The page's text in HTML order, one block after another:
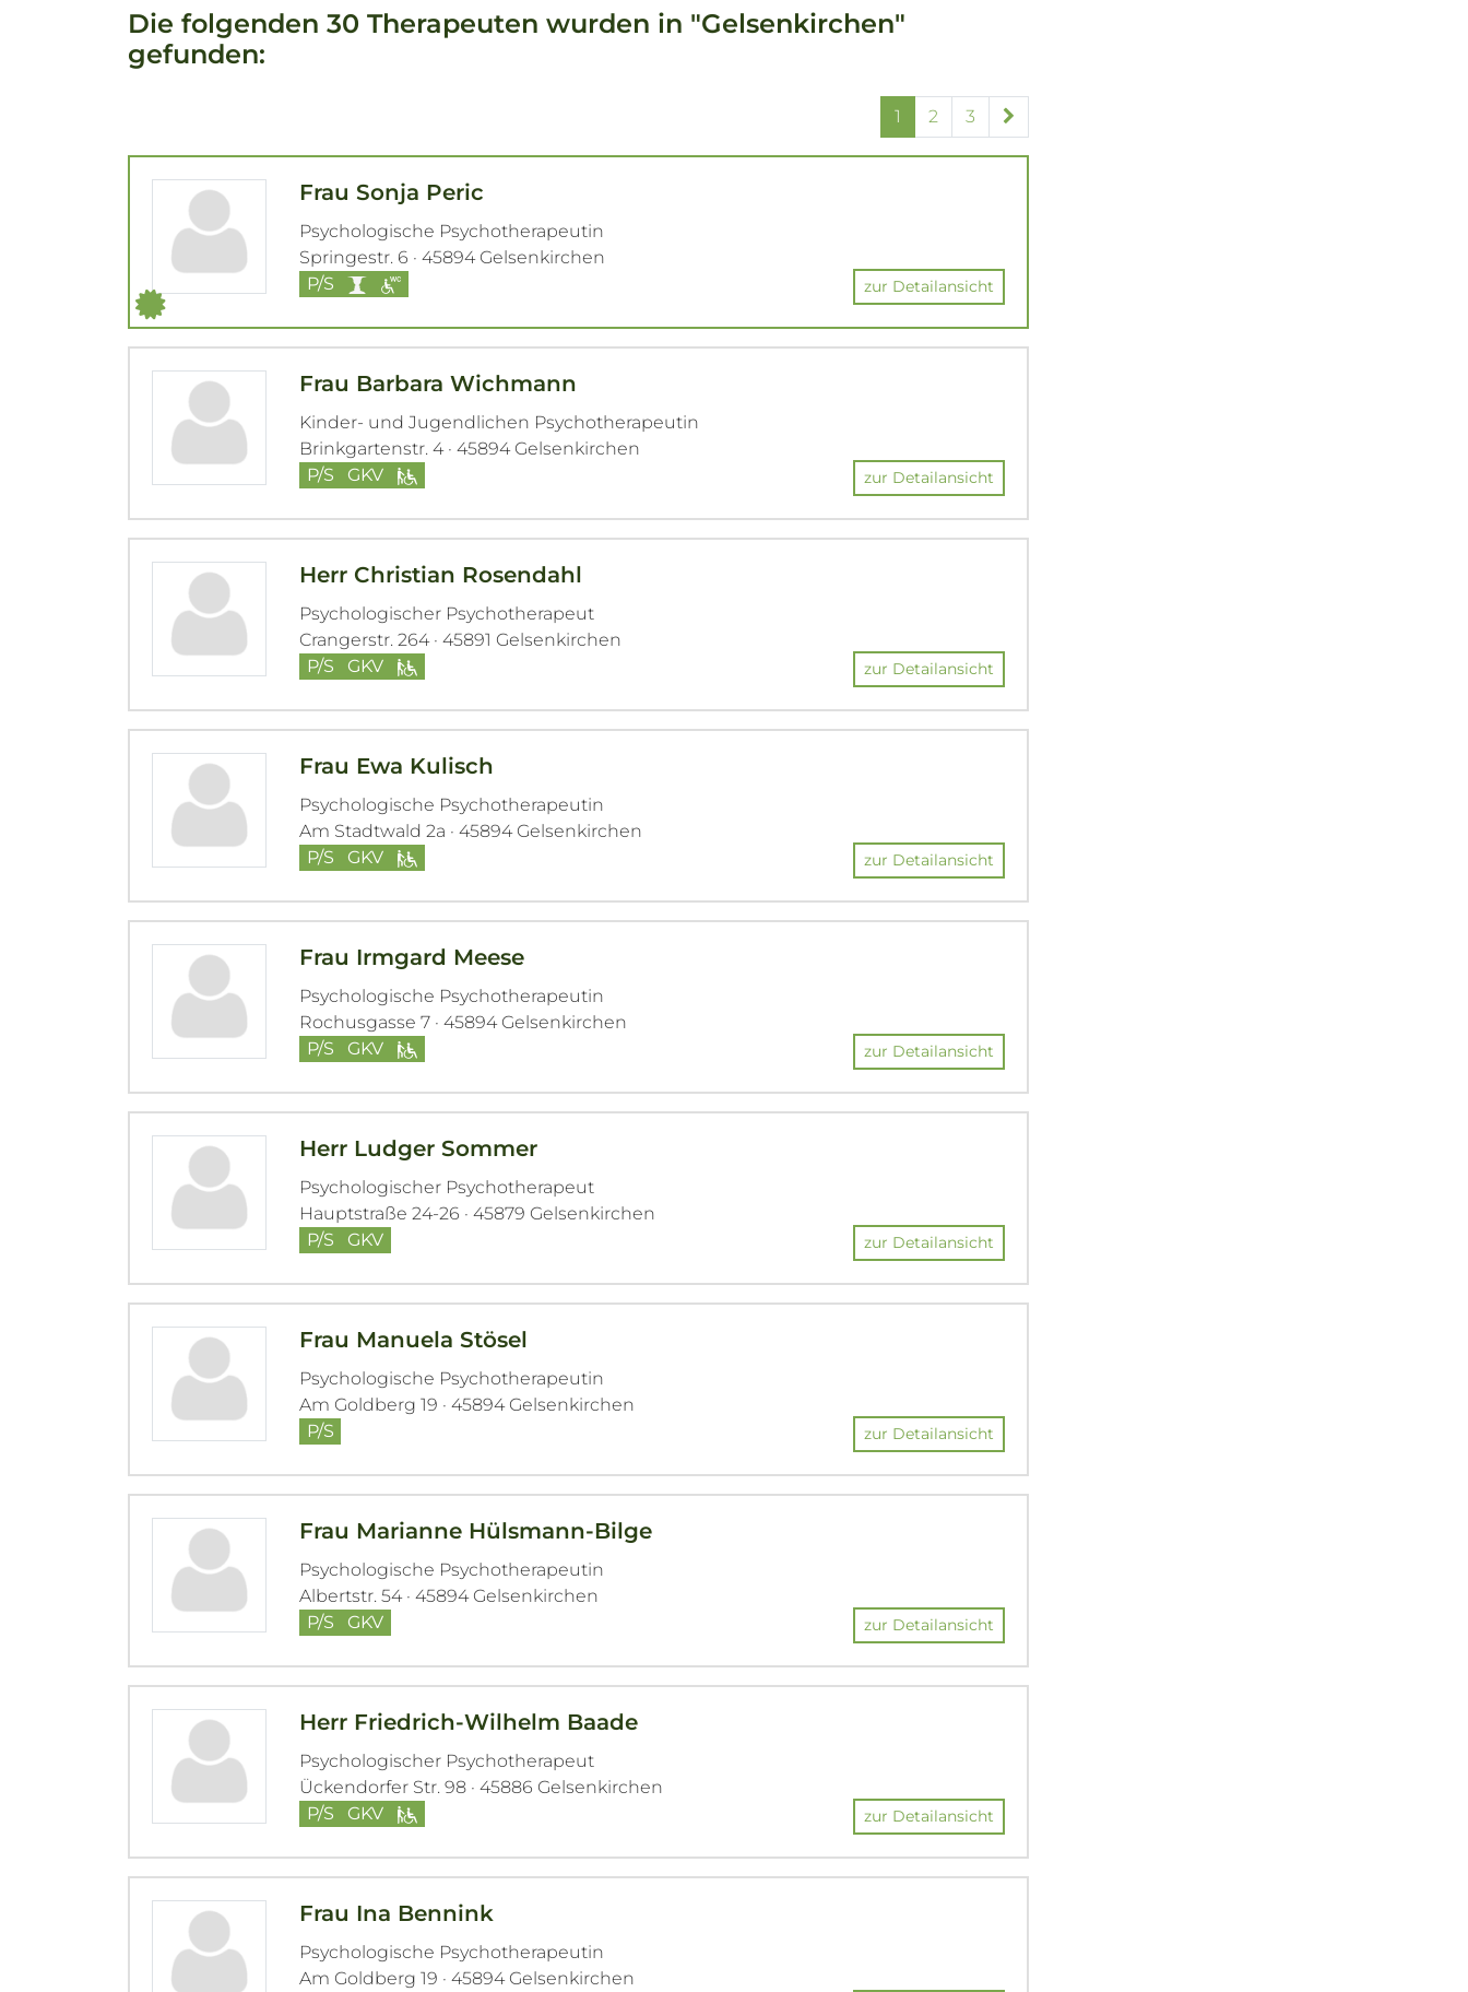
Die folgenden 30 Therapeuten wurden in "Gelsenkirchen"
gefunden:
1 2 3
Frau Sonja Peric
Psychologische Psychotherapeutin
Springestr. 6 · 45894 Gelsenkirchen
P/S
zur Detailansicht
Frau Barbara Wichmann
Kinder- und Jugendlichen Psychotherapeutin
Brinkgartenstr. 4 · 45894 Gelsenkirchen
P/S
GKV zur Detailansicht
Herr Christian Rosendahl
Psychologischer Psychotherapeut
Crangerstr. 264 · 45891 Gelsenkirchen
P/S
GKV zur Detailansicht
Frau Ewa Kulisch
Psychologische Psychotherapeutin
Am Stadtwald 2a · 45894 Gelsenkirchen
P/S
GKV zur Detailansicht
Frau Irmgard Meese
Psychologische Psychotherapeutin
Rochusgasse 7 · 45894 Gelsenkirchen
P/S
GKV zur Detailansicht
Herr Ludger Sommer
Psychologischer Psychotherapeut
Hauptstraße 24-26 · 45879 Gelsenkirchen
P/S
GKV zur Detailansicht
Frau Manuela Stösel
Psychologische Psychotherapeutin
Am Goldberg 19 · 45894 Gelsenkirchen
P/S
zur Detailansicht
Frau Marianne Hülsmann-Bilge
Psychologische Psychotherapeutin
Albertstr. 54 · 45894 Gelsenkirchen
P/S
GKV zur Detailansicht
Herr Friedrich-Wilhelm Baade
Psychologischer Psychotherapeut
Ückendorfer Str. 98 · 45886 Gelsenkirchen
P/S
GKV zur Detailansicht
Frau Ina Bennink
Psychologische Psychotherapeutin
Am Goldberg 19 · 45894 Gelsenkirchen